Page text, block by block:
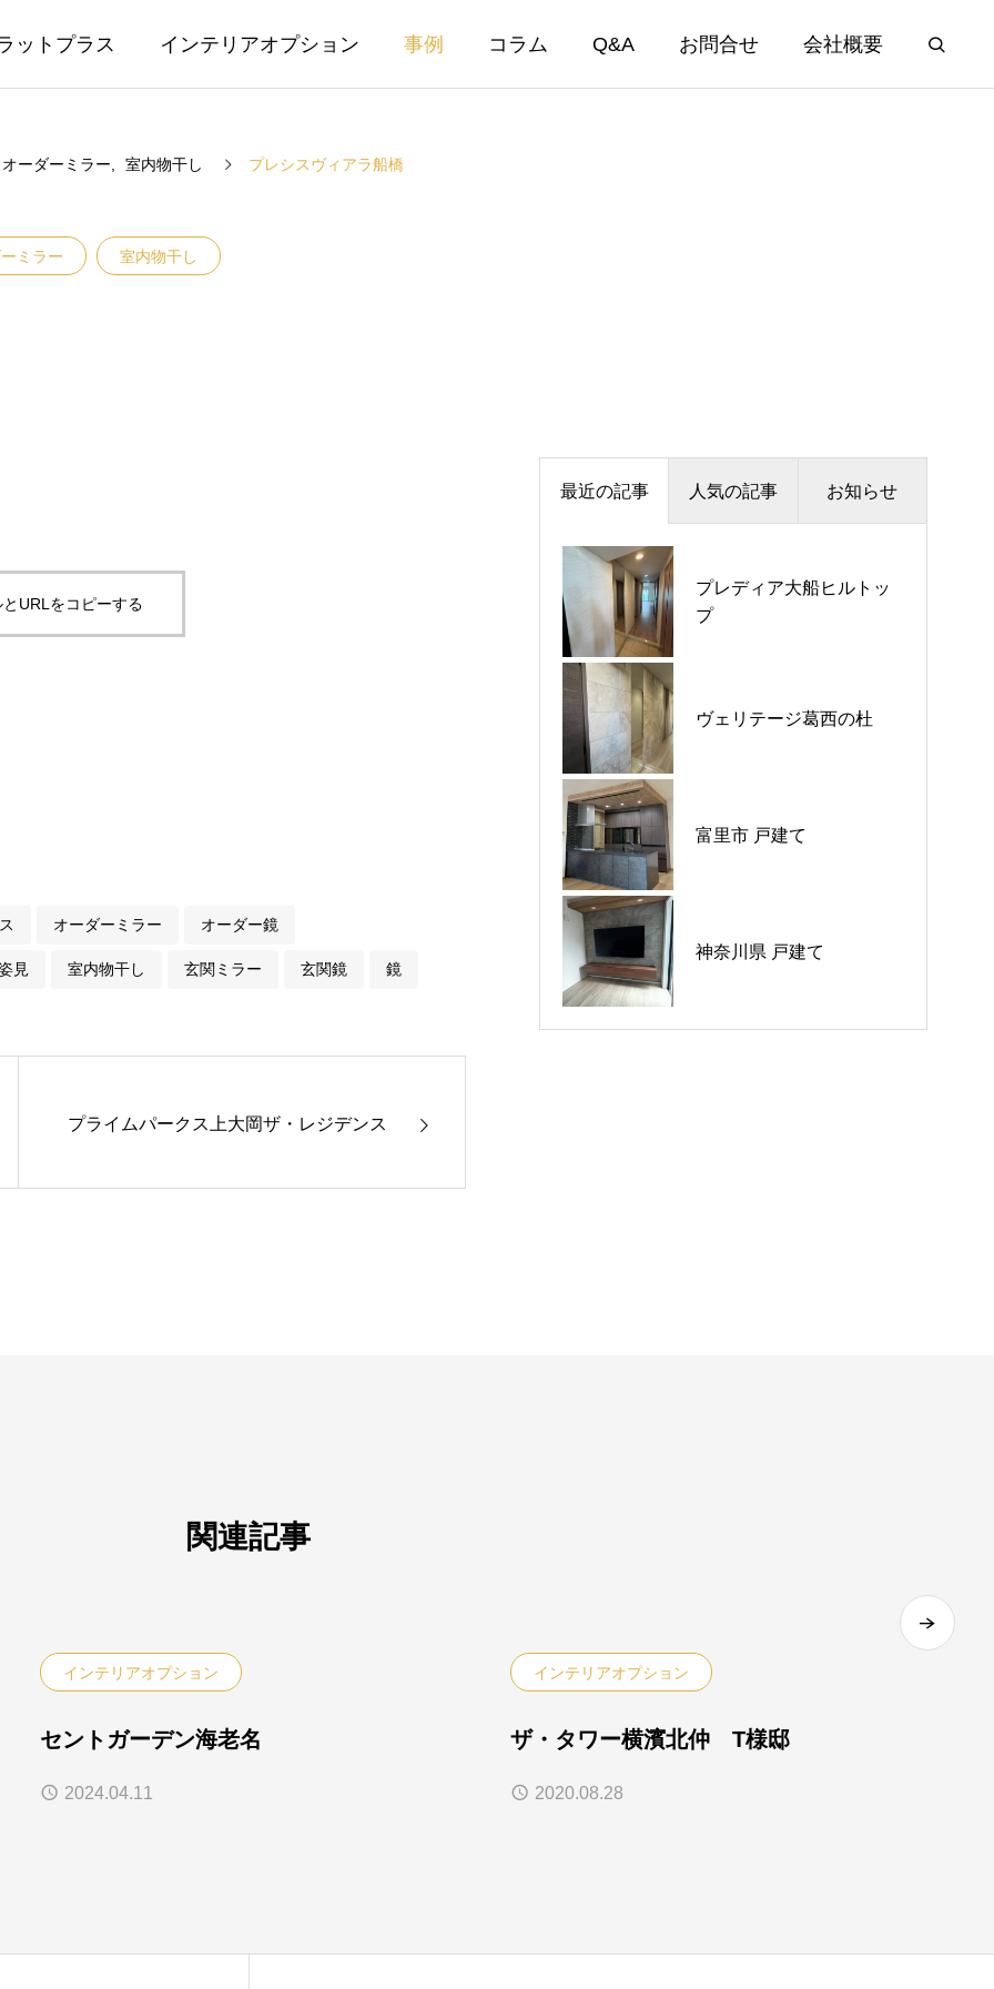
ットプラス インテリアオプション 事例 コラム Q&A お問合せ 会社概要
オーダーミラー 室内物干し プレシスヴィアラ船橋
ミラー 室内物干し
URLをコピーする
オーダーミラー オーダー鏡
見 室内物干し 玄関ミラー 玄関鏡 鏡
プライムパークス上大岡ザ・レジデンス
最近の記事 人気の記事 お知らせ
プレディア大船ヒルトッ
プ
ヴェリテージ葛西の杜
富里市 戸建て
神奈川県 戸建て
プラウドシティ所沢
テラス
ウエリス八千代村上
シーブレス
夏季休暇のお知らせ
価格改定のお知らせ
平日ナイト相談会開催🌙
GW営業のご案内
関連記事
インテリアオプション
セントガーデン海老名
2024.04.11
インテリアオプション
ザ・タワー横濱北仲 T様邸
2020.08.28